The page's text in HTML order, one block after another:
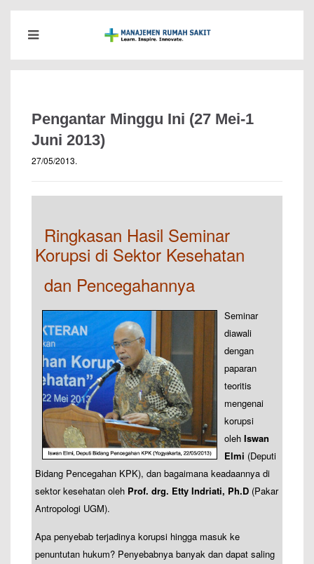
Pengantar Minggu Ini (27 Mei-1
Juni 2013)
27/05/2013.
Ringkasan Hasil Seminar
Korupsi di Sektor Kesehatan
dan Pencegahannya
Seminar
diawali
dengan
paparan
teoritis
mengenai
korupsi
oleh Iswan
Elmi (Deputi
Bidang Pencegahan KPK), dan bagaimana keadaannya di
sektor kesehatan oleh Prof. drg. Etty Indriati, Ph.D (Pakar
Antropologi UGM).
Apa penyebab terjadinya korupsi hingga masuk ke
penuntutan hukum? Penyebabnya banyak dan dapat saling